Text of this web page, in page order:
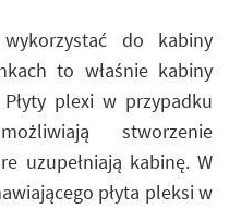
do kabiny
to właśnie kabiny
plexi w przypadku
stworzenie
uzupełniają kabinę. W
płyta pleksi w